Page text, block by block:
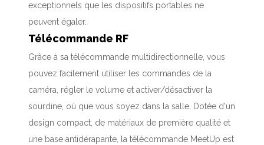
exceptionnels que les dispositifs portables ne
peuvent égaler.
Télécommande RF
Grâce à sa télécommande multidirectionnelle, vous
pouvez facilement utiliser les commandes de la
caméra, régler le volume et activer/désactiver la
sourdine, où que vous soyez dans la salle. Dotée d'un
design compact, de matériaux de première qualité et
une base antidérapante, la télécommande MeetUp est